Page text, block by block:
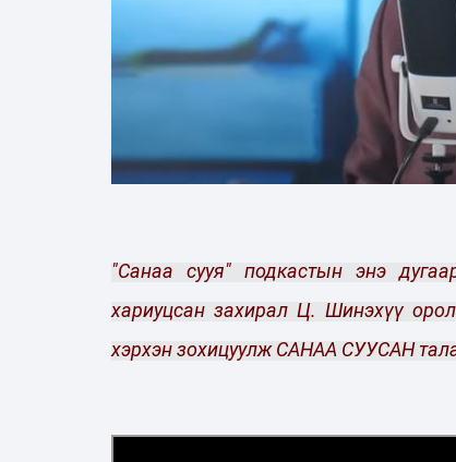
"Санаа сууя" подкастын энэ
хариуцсан захирал Ц. Шинэхүү
хэрхэн зохицуулж САНАА СУУСАН